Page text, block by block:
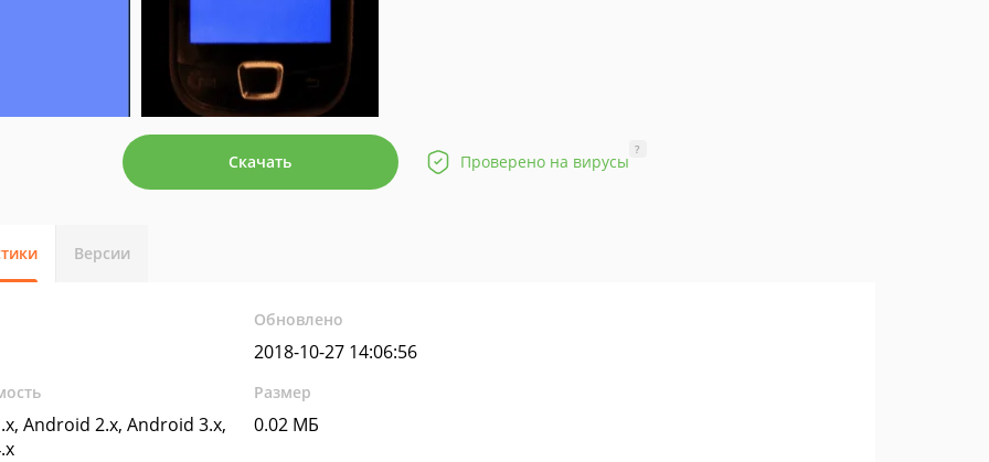
Скачать Проверено на вирусы
?
Версии
Обновлено
2018-10-27 14:06:56
Android 2.x, Android 3.x,
Размер
0.02 МБ